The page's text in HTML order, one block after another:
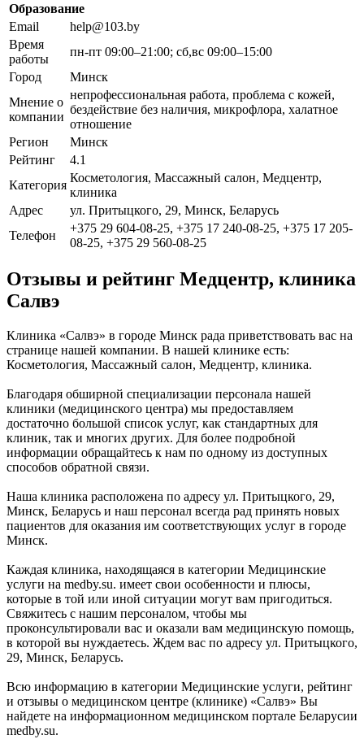
Образование
Email
help@103.by
Время
работы
пн-пт 09:00–21:00; сб,вс 09:00–15:00
Город
Минск
Мнение о
компании
непрофессиональная работа, проблема с кожей,
бездействие без наличия, микрофлора, халатное
отношение
Регион
Минск
Рейтинг
4.1
Категория
Косметология, Массажный салон, Медцентр,
клиника
Адрес
ул. Притыцкого, 29, Минск, Беларусь
Телефон
+375 29 604-08-25, +375 17 240-08-25, +375 17 205-
08-25, +375 29 560-08-25
Отзывы и рейтинг Медцентр, клиника
Салвэ
Клиника «Салвэ» в городе Минск рада приветствовать вас на
странице нашей компании. В нашей клинике есть:
Косметология, Массажный салон, Медцентр, клиника.
Благодаря обширной специализации персонала нашей
клиники (медицинского центра) мы предоставляем
достаточно большой список услуг, как стандартных для
клиник, так и многих других. Для более подробной
информации обращайтесь к нам по одному из доступных
способов обратной связи.
Наша клиника расположена по адресу ул. Притыцкого, 29,
Минск, Беларусь и наш персонал всегда рад принять новых
пациентов для оказания им соответствующих услуг в городе
Минск.
Каждая клиника, находящаяся в категории Медицинские
услуги на medby.su. имеет свои особенности и плюсы,
которые в той или иной ситуации могут вам пригодиться.
Свяжитесь с нашим персоналом, чтобы мы
проконсультировали вас и оказали вам медицинскую помощь,
в которой вы нуждаетесь. Ждем вас по адресу ул. Притыцкого,
29, Минск, Беларусь.
Всю информацию в категории Медицинские услуги, рейтинг
и отзывы о медицинском центре (клинике) «Салвэ» Вы
найдете на информационном медицинском портале Беларусии
medby.su.